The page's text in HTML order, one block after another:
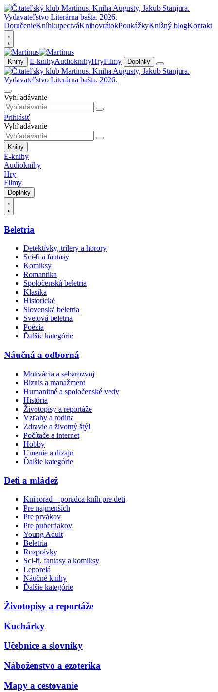
DoručenieKníhkupectváKnihovrátokPoukážkyKnižný blogKontakt
Knihy E-knihyAudioknihyHryFilmy Doplnky
Vyhľadávanie
Prihlásiť
Vyhľadávanie
Knihy
E-knihy
Audioknihy
Hry
Filmy
Doplnky
Beletria
Detektívky, trilery a horory
Sci-fi a fantasy
Komiksy
Romantika
Spoločenská beletria
Klasika
Historické
Slovenská beletria
Svetová beletria
Poézia
Ďalšie kategórie
Náučná a odborná
Motivácia a sebarozvoj
Biznis a manažment
Humanitné a spoločenské vedy
História
Životopisy a reportáže
Vzťahy a rodina
Zdravie a životný štýl
Počítače a internet
Hobby
Umenie a dizajn
Ďalšie kategórie
Deti a mládež
Knihorad – poradca kníh pre deti
Pre najmenších
Pre prvákov
Pre pubertiakov
Young Adult
Beletria
Rozprávky
Sci-fi, fantasy a komiksy
Leporelá
Náučné knihy
Ďalšie kategórie
Životopisy a reportáže
Kuchárky
Učebnice a slovníky
Náboženstvo a ezoterika
Mapy a cestovanie